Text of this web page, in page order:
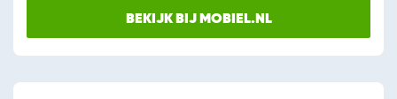
BEKIJK BIJ MOBIEL.NL